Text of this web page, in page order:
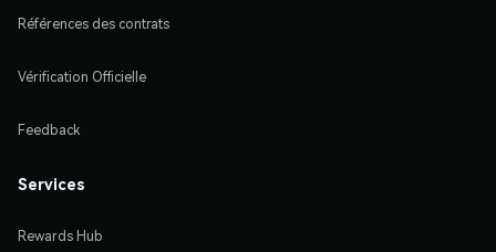
Références des contrats
Vérification Officielle
Feedback
Services
Rewards Hub